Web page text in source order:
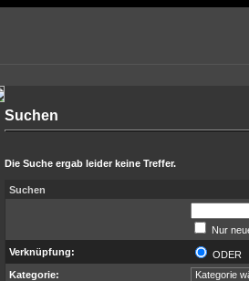
Suchen
Die Suche ergab leider keine Treffer.
Suchen
Nur
Verknüpfung:
ODER
Kategorie: